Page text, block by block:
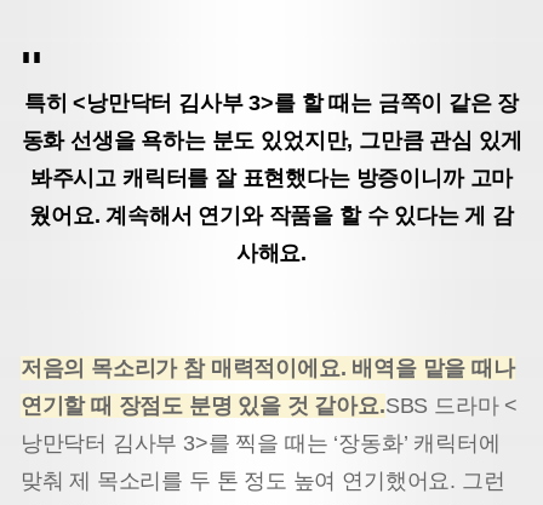
특히 <낭만닥터 김사부 3>를 할 때는 금쪽이 같은 장
동화 선생을 욕하는 분도 있었지만, 그만큼 관심 있게
봐주시고 캐릭터를 잘 표현했다는 방증이니까 고마
웠어요.계속해서 연기와 작품을 할 수 있다는 게 감
사해요.
저음의 목소리가 참 매력적이에요. 배역을 맡을 때나
연기할 때 장점도 분명 있을 것 같아요.SBS 드라마 <
낭만닥터 김사부 3>를 찍을 때는 ‘장동화’ 캐릭터에
맞춰 제 목소리를 두 톤 정도 높여 연기했어요. 그런